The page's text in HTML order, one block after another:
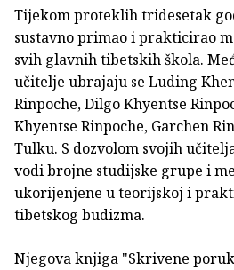
Tijekom proteklih tridesetak
sustavno primao i prakticirao
svih glavnih tibetskih škola.
učitelje ubrajaju se Luding
Rinpoche, Dilgo Khyentse
Khyentse Rinpoche, Garchen
Tulku. S dozvolom svojih
vodi brojne studijske grupe i
ukorijenjene u teorijskoj i
tibetskog budizma.
Njegova knjiga "Skrivene